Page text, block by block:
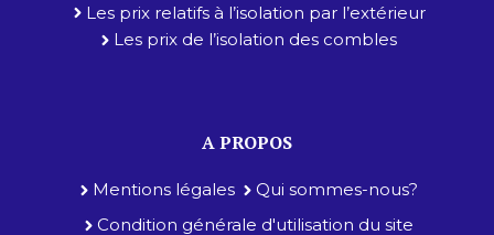
Les prix relatifs à l’isolation par l’extérieur
Les prix de l’isolation des combles
A PROPOS
Mentions légales
Qui sommes-nous?
Condition générale d'utilisation du site